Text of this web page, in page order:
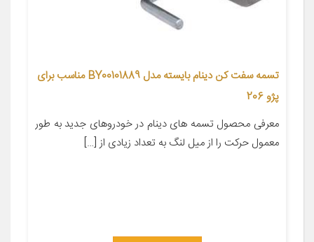
تسمه سفت کن دینام بایسته مدل BY00101889 مناسب برای
پژو 206
معرفی محصول تسمه های دینام در خودروهای جدید به طور
معمول حرکت را از میل لنگ به تعداد زیادی از […]